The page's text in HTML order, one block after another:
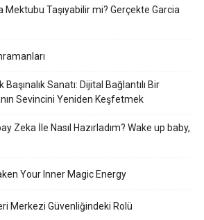
Mektubu Taşıyabilir mi? Gerçekte Garcia
Başınalık Sanatı: Dijital Bağlantılı Bir
Sevincini Yeniden Keşfetmek
Zeka İle Nasıl Hazırladım? Wake up baby,
Your Inner Magic Energy
Merkezi Güvenliğindeki Rolü